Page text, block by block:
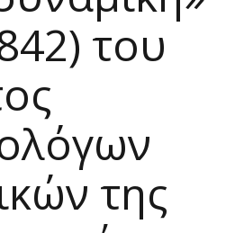
του
της